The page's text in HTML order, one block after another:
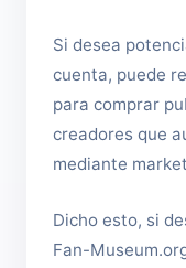
Si desea
cuenta, puede
para comprar
creadores que
mediante
Dicho esto, si
Fan-